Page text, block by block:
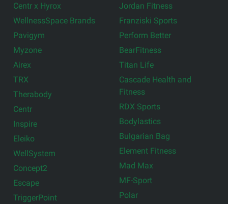
Centr x Hyrox
WellnessSpace Brands
Pavigym
Myzone
Airex
TRX
Therabody
Centr
Inspire
Eleiko
WellSystem
Concept2
Escape
TriggerPoint
Jordan Fitness
Franziski Sports
Perform Better
BearFitness
Titan Life
Cascade Health and
Fitness
RDX Sports
Bodylastics
Bulgarian Bag
Element Fitness
Mad Max
MF-Sport
Polar